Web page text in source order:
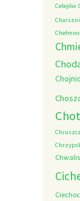
Celejów
Chełmno